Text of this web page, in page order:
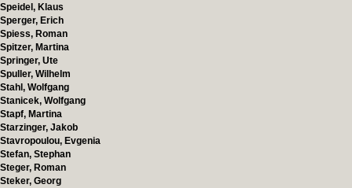
Speidel, Klaus
Sperger, Erich
Spiess, Roman
Spitzer, Martina
Springer, Ute
Spuller, Wilhelm
Stahl, Wolfgang
Stanicek, Wolfgang
Stapf, Martina
Starzinger, Jakob
Stavropoulou, Evgenia
Stefan, Stephan
Steger, Roman
Steker, Georg